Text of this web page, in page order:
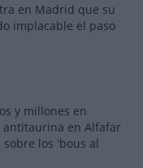
en Madrid que su
implacable el paso
y millones en
antitaurina en Alfafar
los 'bous al